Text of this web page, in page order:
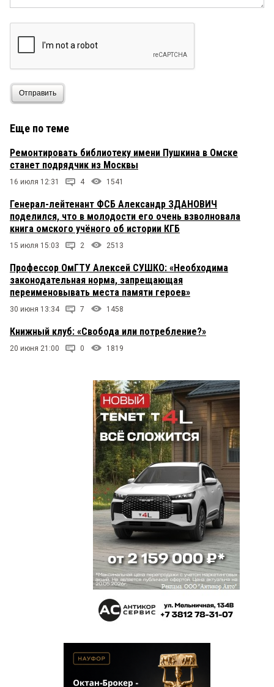
Отправить
Еще по теме
Ремонтировать библиотеку имени Пушкина в Омске
станет подрядчик из Москвы
16 июля 12:31 4 1541
Генерал-лейтенант ФСБ Александр ЗДАНОВИЧ
поделился, что в молодости его очень взволновала
книга омского учёного об истории КГБ
15 июля 15:03 2 2513
Профессор ОмГТУ Алексей СУШКО: «Необходима
законодательная норма, запрещающая
переименовывать места памяти героев»
30 июня 13:34 7 1458
Книжный клуб: «Свобода или потребление?»
20 июня 21:00 0 1819